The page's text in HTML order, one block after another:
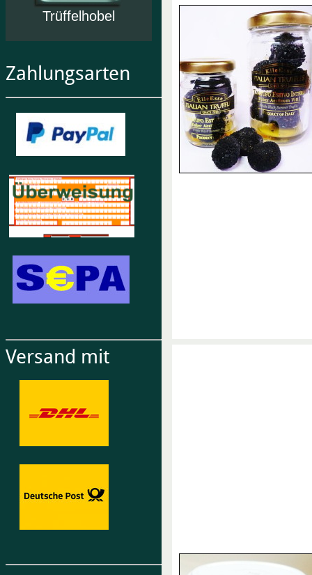
Trüffelhobel
Zahlungsarten
Versand mit